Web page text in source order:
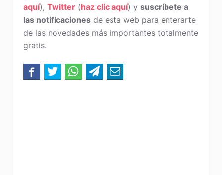
aquí), Twitter(haz clic aquí) y suscríbete a
las notificacionesde esta web para enterarte
de las novedades más importantes totalmente
gratis.